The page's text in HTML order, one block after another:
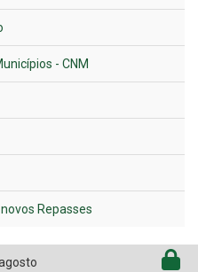
- CNM
Repasses